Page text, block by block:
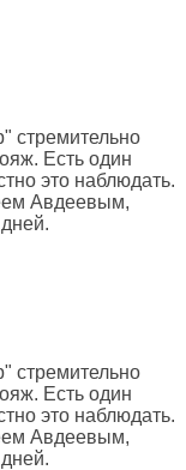
стремительно
Есть один
это наблюдать.
Авдеевым,
стремительно
Есть один
это наблюдать.
Авдеевым,